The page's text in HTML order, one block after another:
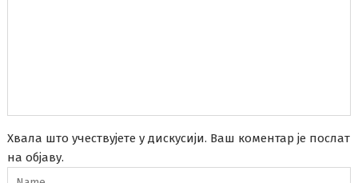
Хвала што учествујете у дискусији. Ваш коментар је послат
на објаву.